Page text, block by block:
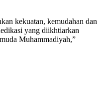
kekuatan, kemudahan dan
yang diikhtiarkan
Muhammadiyah,”